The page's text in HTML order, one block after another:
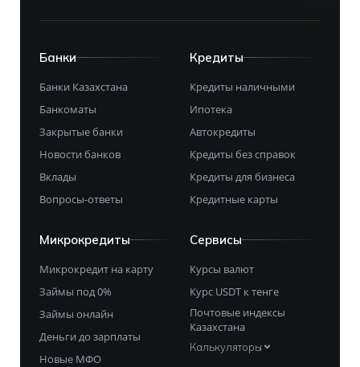
Банки
Банки Казахстана
Банкоматы
Закрытые банки
Новости банков
Вклады
Вопросы-ответы
Кредиты
Кредиты наличными
Ипотека
Автокредиты
Кредиты без справок
Кредиты для бизнеса
Кредитные карты
Микрокредиты
Микрокредит на карту
Займы под 0%
Займы онлайн
Деньги до зарплаты
Новые МФО
Сервисы
Курсы валют
Курс USDT к тенге
Почтовые индексы
Казахстана
Калькуляторы